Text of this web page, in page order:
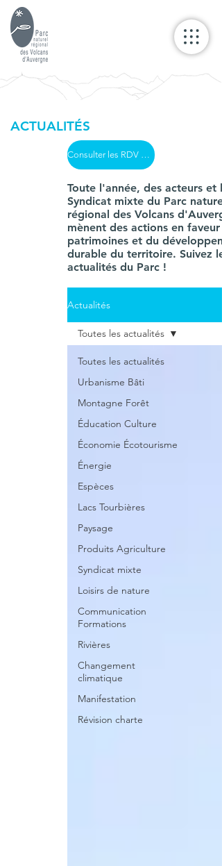
ACTUALITÉS
Consulter les RDV du Parc
Toute l'année, des acteurs et le
Syndicat mixte du Parc naturel
régional des Volcans
mènent des actions en faveur
patrimoines et du
durable du territoire. Suivez
actualités du Parc !
Actualités
Toutes les actualités
Urbanisme Bâti
Montagne Forêt
Éducation Culture
Économie Écotourisme
Énergie
Espèces
Lacs Tourbières
Paysage
Produits Agriculture
Syndicat mixte
Loisirs de nature
Communication
Formations
Rivières
Changement
climatique
Manifestation
Révision charte
Toutes les actualités